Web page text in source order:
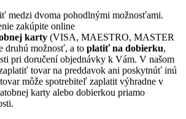
medzi dvoma pohodlnými možnosťami.
zakúpite online
karty (VISA, MAESTRO, MASTER
druhú možnosť, a to platiť na dobierku,
pri doručení objednávky k Vám. V našom
tovar na preddavok ani poskytnúť inú
môže spotrebiteľ zaplatit výhradne v
karty alebo dobierkou priamo